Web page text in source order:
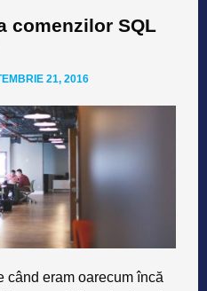
comenzilor SQL
21, 2016
când eram oarecum încă